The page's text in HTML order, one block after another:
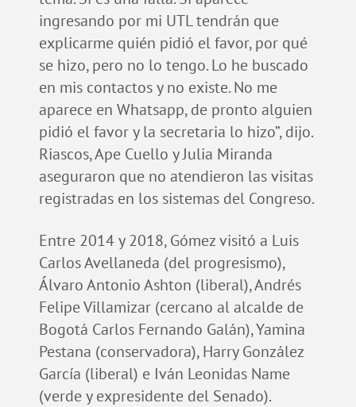
ingresando por mi UTL tendrán que
explicarme quién pidió el favor, por qué
se hizo, pero no lo tengo. Lo he buscado
en mis contactos y no existe. No me
aparece en Whatsapp, de pronto alguien
pidió el favor y la secretaria lo hizo”, dijo.
Riascos, Ape Cuello y Julia Miranda
aseguraron que no atendieron las visitas
registradas en los sistemas del Congreso.
Entre 2014 y 2018, Gómez visitó a Luis
Carlos Avellaneda (del progresismo),
Álvaro Antonio Ashton (liberal), Andrés
Felipe Villamizar (cercano al alcalde de
Bogotá Carlos Fernando Galán), Yamina
Pestana (conservadora), Harry González
García (liberal) e Iván Leonidas Name
(verde y expresidente del Senado).